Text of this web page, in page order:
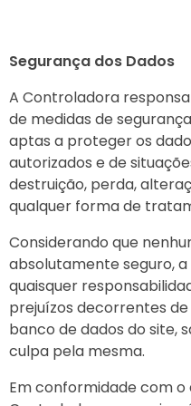
Segurança dos Dados
A Controladora
de medidas de
aptas a proteger os
autorizados e de
destruição, perda,
qualquer forma de
Considerando que
absolutamente seguro,
quaisquer
prejuízos decorrentes de
banco de dados do site,
culpa pela mesma.
Em conformidade com o